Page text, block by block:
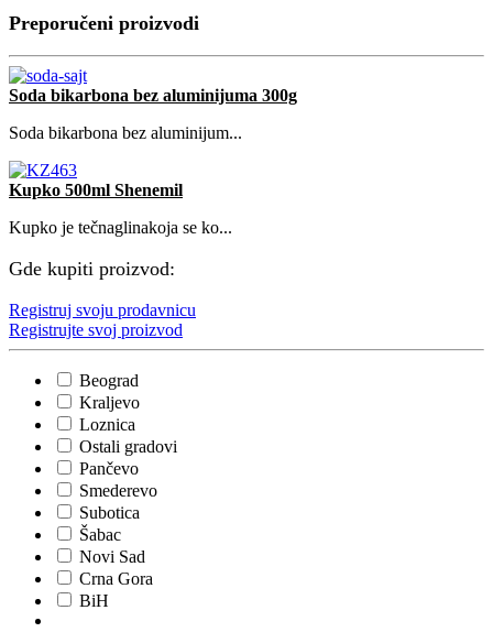
Preporučeni proizvodi
Soda bikarbona bez aluminijuma 300g
Soda bikarbona bez aluminijum...
Kupko 500ml Shenemil
Kupko je tečnaglinakoja se ko...
Gde kupiti proizvod:
Registruj svoju prodavnicu
Registrujte svoj proizvod
Beograd
Kraljevo
Loznica
Ostali gradovi
Pančevo
Smederevo
Subotica
Šabac
Novi Sad
Crna Gora
BiH